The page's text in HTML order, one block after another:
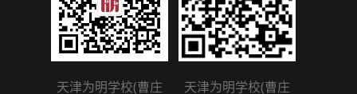
天津为明学校(曹庄
天津为明学校(曹庄